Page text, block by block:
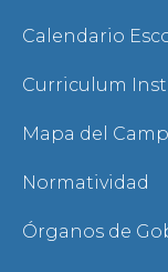
Calendario
Curriculum
Mapa del
Normatividad
Órganos de